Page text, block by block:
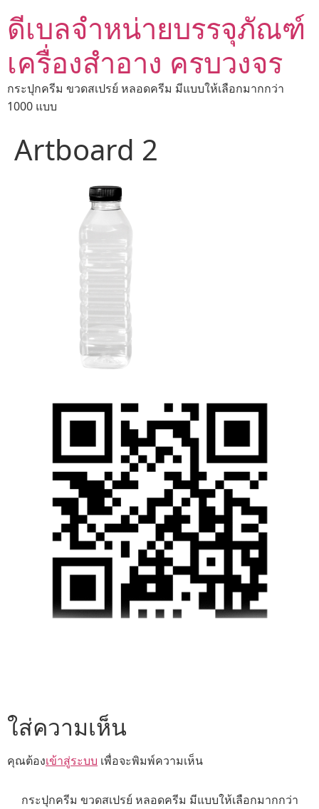
ดีเบลจำหน่ายบรรจุภัณฑ์
เครื่องสำอาง ครบวงจร
กระปุกครีม ขวดสเปรย์ หลอดครีม มีแบบให้เลือกมากกว่า
1000 แบบ
Artboard 2
ใส่ความเห็น
คุณต้องเข้าสู่ระบบ เพื่อจะพิมพ์ความเห็น
กระปุกครีม ขวดสเปรย์ หลอดครีม มีแบบให้เลือกมากกว่า